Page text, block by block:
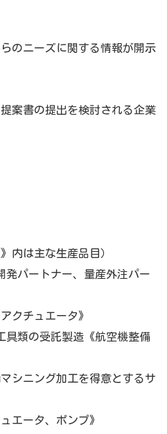
のニーズに関する情報が開示
案書の提出を検討される企業
内は主な生産品目）
パートナー、量産外注パー
クチュエータ》
類の受託製造《航空機整備
シニング加工を得意とするサ
エータ、ポンプ》